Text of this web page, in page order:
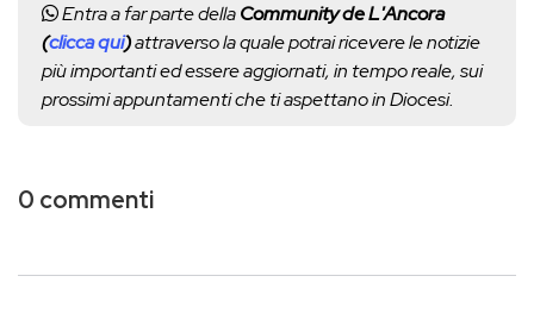
Entra a far parte dellaCommunity de L'Ancora
(clicca qui)attraverso la quale potrai ricevere le notizie
più importanti ed essere aggiornati, in tempo reale, sui
prossimi appuntamenti che ti aspettano in Diocesi.
0 commenti